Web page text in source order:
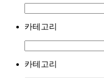
카테고리
카테고리